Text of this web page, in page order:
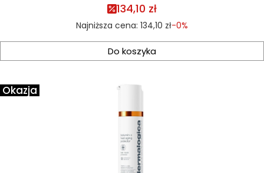
134,10 zł
Najniższa cena: 134,10 zł-0%
Do koszyka
Okazja